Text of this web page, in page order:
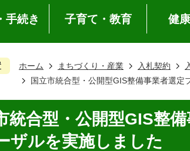
手続き 子育て・教育 健
ホーム まちづくり・産業 入札契約
国立市統合型・公開型GIS整備事業者選定
統合型・公開型GIS整
ザルを実施しました